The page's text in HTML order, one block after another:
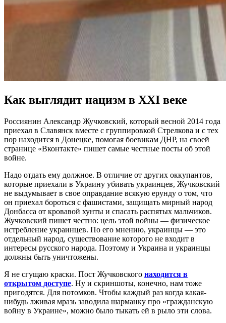
Как выглядит нацизм в XXI веке
Россиянин Александр Жучковский, который весной 2014 года
приехал в Славянск вместе с группировкой Стрелкова и с тех
пор находится в Донецке, помогая боевикам ДНР, на своей
странице «Вконтакте» пишет самые честные посты об этой
войне.
Надо отдать ему должное. В отличие от других оккупантов,
которые приехали в Украину убивать украинцев, Жучковский
не выдумывает в свое оправдание всякую ерунду о том, что
он приехал бороться с фашистами, защищать мирный народ
Донбасса от кровавой хунты и спасать распятых мальчиков.
Жучковский пишет честно: цель этой войны — физическое
истребление украинцев. По его мнению, украинцы — это
отдельный народ, существование которого не входит в
интересы русского народа. Поэтому и Украина и украинцы
должны быть уничтожены.
Я не сгущаю краски. Пост Жучковского находится в
открытом доступе. Ну и скриншоты, конечно, нам тоже
пригодятся. Для потомков. Чтобы каждый раз когда какая-
нибудь лживая мразь заводила шарманку про «гражданскую
войну в Украине», можно было тыкать ей в рыло эти слова.